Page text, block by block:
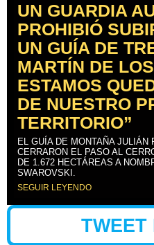
UN GUARDIA
PROHIBIÓ
UN GUÍA DE
MARTÍN DE
ESTAMOS
DE NUESTRO
TERRITORIO”
EL GUÍA DE MONTAÑA JULIÁN
CERRARON EL PASO AL
DE 1.672 HECTÁREAS A
SWAROVSKI.
SEGUIR LEYENDO
TWEET